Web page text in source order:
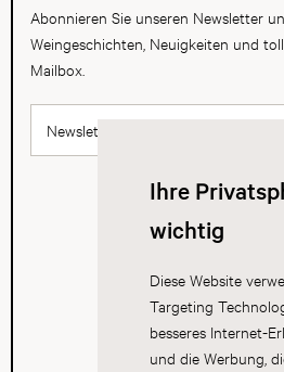
Ihre
wichtig
Diese Website
Targeting
besseres Internet-
und die Werbung,
Abonnieren Sie unseren Newsletter
Weingeschichten, Neuigkeiten und
Mailbox.
Newsletter abonnieren